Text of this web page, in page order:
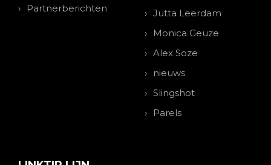
Partnerberichten
Jutta Leerdam
Monica Geuze
Alex Soze
nieuws
Slingshot
Parels